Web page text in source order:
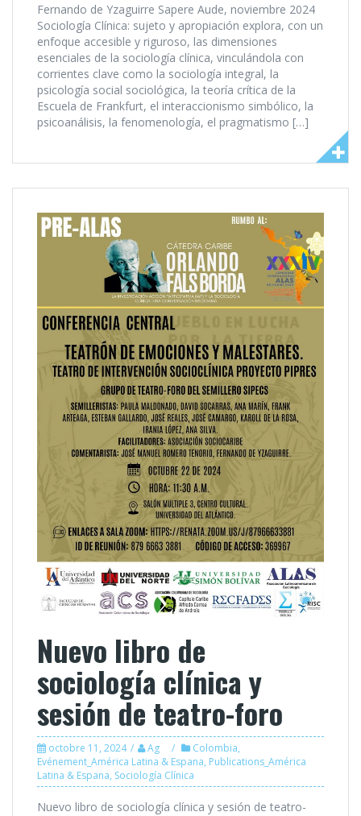
Fernando de Yzaguirre Sapere Aude, noviembre 2024
Sociología Clínica: sujeto y apropiación explora, con un
enfoque accesible y riguroso, las dimensiones
esenciales de la sociología clínica, vinculándola con
corrientes clave como la sociología integral, la
psicología social sociológica, la teoría crítica de la
Escuela de Frankfurt, el interaccionismo simbólico, la
psicoanálisis, la fenomenología, el pragmatismo […]
Nuevo libro de
sociología clínica y
sesión de teatro-foro
octobre 11, 2024 Ag Colombia,
Evénement_América Latina & Espana, Publications_América
Latina & Espana, Sociología Clínica
Nuevo libro de sociología clínica y sesión de teatro-